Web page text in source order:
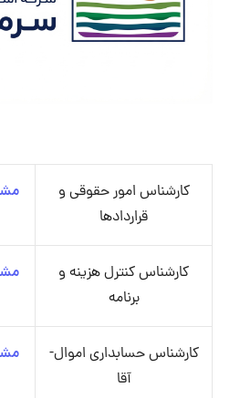
کارشناس امور حقوقی و
قراردادها
کارشناس کنترل هزینه و
برنامه
کارشناس حسابداری اموال-
آقا